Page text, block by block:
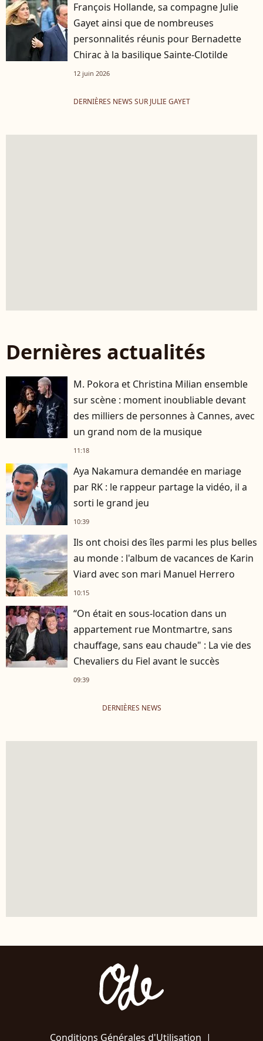
François Hollande, sa compagne Julie
Gayet ainsi que de nombreuses
personnalités réunis pour Bernadette
Chirac à la basilique Sainte-Clotilde
12 juin 2026
DERNIÈRES NEWS SUR JULIE GAYET
Dernières actualités
M. Pokora et Christina Milian ensemble
sur scène : moment inoubliable devant
des milliers de personnes à Cannes, avec
un grand nom de la musique
11:18
Aya Nakamura demandée en mariage
par RK : le rappeur partage la vidéo, il a
sorti le grand jeu
10:39
Ils ont choisi des îles parmi les plus belles
au monde : l'album de vacances de Karin
Viard avec son mari Manuel Herrero
10:15
“On était en sous-location dans un
appartement rue Montmartre, sans
chauffage, sans eau chaude" : La vie des
Chevaliers du Fiel avant le succès
09:39
DERNIÈRES NEWS
Conditions Générales d'Utilisation |